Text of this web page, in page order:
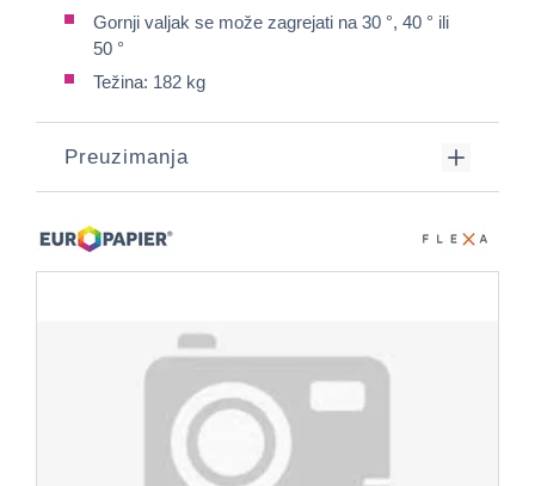
Gornji valjak se može zagrejati na 30 °, 40 ° ili
50 °
Težina: 182 kg
Preuzimanja